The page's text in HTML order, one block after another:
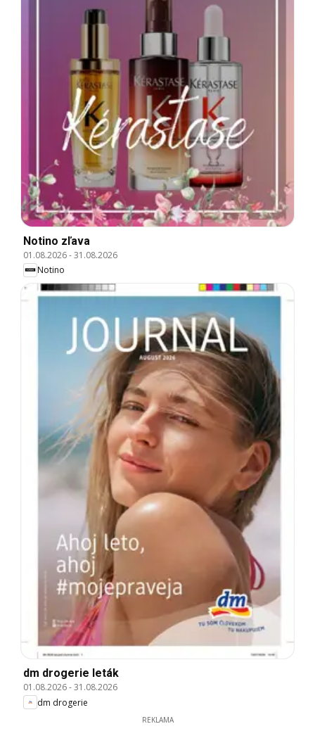
Notino zľava
01.08.2026-31.08.2026
Notino
dm drogerie leták
01.08.2026-31.08.2026
dm drogerie
REKLAMA